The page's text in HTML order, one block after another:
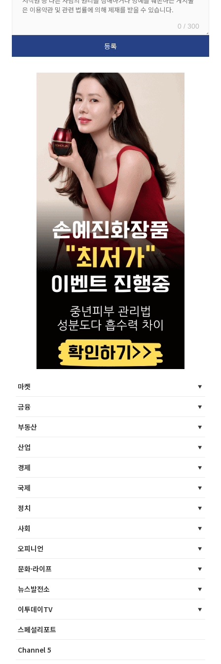
0 / 300
마켓
금융
부동산
산업
경제
국제
정치
사회
오피니언
문화·라이프
뉴스발전소
이투데이TV
스페셜리포트
Channel 5